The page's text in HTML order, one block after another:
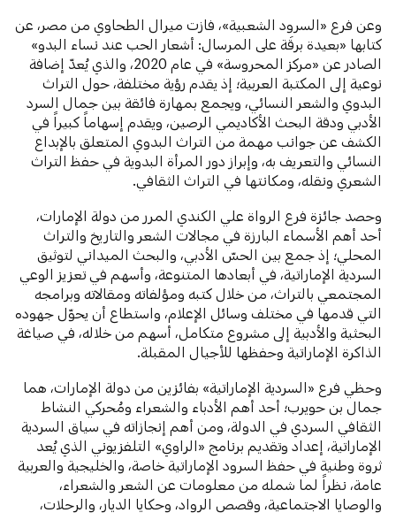
وعن فرع «السرود الشعبية»، فازت ميرال الطحاوي من مصر، عن
كتابها «بعيدة برقَة على المرسال: أشعار الحب عند نساء البدو»
الصادر عن «مركز المحروسة» في عام 2020، والذي يُعدّ إضافة
نوعية إلى المكتبة العربية؛ إذ يقدم رؤية مختلفة، حول التراث
البدوي والشعر النسائي، ويجمع بمهارة فائقة بين جمال السرد
الأدبي ودقة البحث الأكاديمي الرصين، ويقدم إسهاماً كبيراً في
الكشف عن جوانب مهمة من التراث البدوي المتعلق بالإبداع
النسائي والتعريف به، وإبراز دور المرأة البدوية في حفظ التراث
الشعري ونقله، ومكانتها في التراث الثقافي.
وحصد جائزة فرع الرواة علي الكندي المرر من دولة الإمارات،
أحد أهم الأسماء البارزة في مجالات الشعر والتاريخ والتراث
المحلي؛ إذ جمع بين الحسّ الأدبي، والبحث الميداني لتوثيق
السردية الإماراتية، في أبعادها المتنوعة، وأسهم في تعزيز الوعي
المجتمعي بالتراث، من خلال كتبه ومؤلفاته ومقالاته وبرامجه
التي قدمها في مختلف وسائل الإعلام، واستطاع أن يحوّل جهوده
البحثية والأدبية إلى مشروع متكامل، أسهم من خلاله، في صياغة
الذاكرة الإماراتية وحفظها للأجيال المقبلة.
وحظي فرع «السردية الإماراتية» بفائزين من دولة الإمارات، هما
جمال بن حويرب؛ أحد أهم الأدباء والشعراء ومُحركي النشاط
الثقافي السردي في الدولة، ومن أهم إنجازاته في سياق السردية
الإماراتية، إعداد وتقديم برنامج «الراوي» التلفزيوني الذي يُعد
ثروة وطنية في حفظ السرود الإماراتية خاصة، والخليجية والعربية
عامة، نظراً لما شمله من معلومات عن الشعر والشعراء،
والوصايا الاجتماعية، وقصص الرواد، وحكايا الديار، والرحلات،